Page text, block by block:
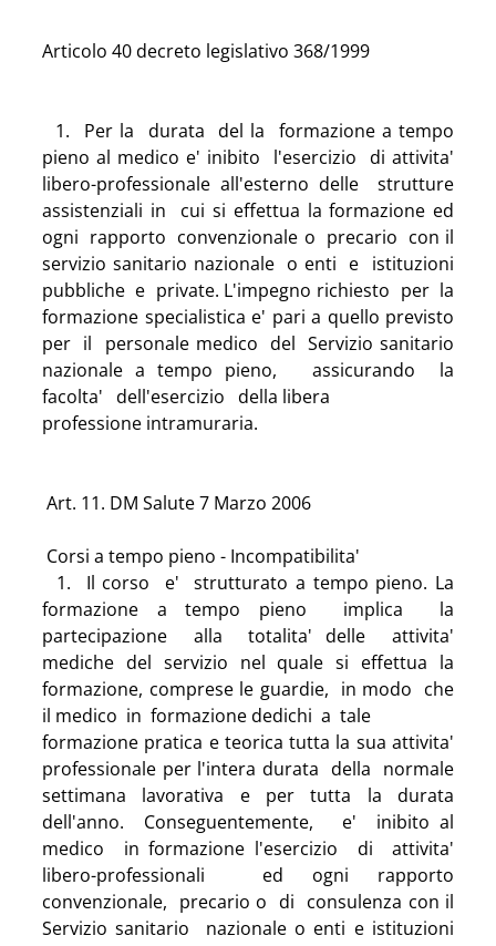
Articolo 40 decreto legislativo 368/1999
pieno al medico e' inibito  l'esercizio  di attivita'
libero-professionale all'esterno delle  strutture
assistenziali in  cui si effettua la formazione ed
ogni  rapporto  convenzionale o  precario  con il
servizio sanitario nazionale  o enti  e  istituzioni
pubbliche  e  private. L'impegno richiesto  per  la
formazione specialistica e' pari a quello previsto
per  il  personale medico  del  Servizio sanitario
nazionale a tempo pieno,   assicurando  la
facolta'   dell'esercizio   della libera
professione intramuraria.
Art. 11. DM Salute 7 Marzo 2006
Corsi a tempo pieno - Incompatibilita'
formazione a tempo pieno  implica  la
partecipazione  alla  totalita' delle  attivita'
mediche del servizio nel quale si effettua la
formazione, comprese le guardie,  in modo  che
il medico  in  formazione dedichi  a  tale
formazione pratica e teorica tutta la sua attivita'
professionale per l'intera durata  della  normale
settimana lavorativa e per tutta la durata
dell'anno.  Conseguentemente,   e'  inibito al
medico  in formazione l'esercizio  di  attivita'
libero-professionali  ed ogni rapporto
convenzionale,  precario o  di  consulenza con il
Servizio sanitario  nazionale o enti e istituzioni